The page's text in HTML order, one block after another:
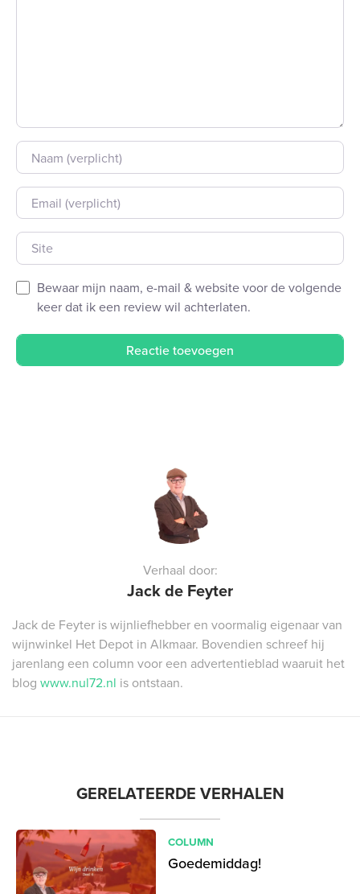
Naam
E-mail
Site
Bewaar mijn naam, e-mail & website voor de volgende
keer dat ik een review wil achterlaten.
Verhaal door:
Jack de Feyter
Jack de Feyter is wijnliefhebber en voormalig eigenaar van
wijnwinkel Het Depot in Alkmaar. Bovendien schreef hij
jarenlang een column voor een advertentieblad waaruit het
blog www.nul72.nl is ontstaan.
GERELATEERDE VERHALEN
COLUMN
Goedemiddag!